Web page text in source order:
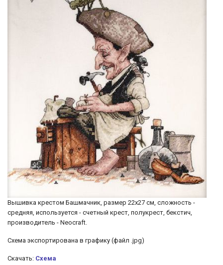
Вышивка крестом Башмачник, размер 22х27 см, сложность -
средняя, используется - счетный крест, полукрест, бекстич,
производитель - Neocraft.
Cхема экспортирована в графику (файл .jpg)
Скачать: Схема